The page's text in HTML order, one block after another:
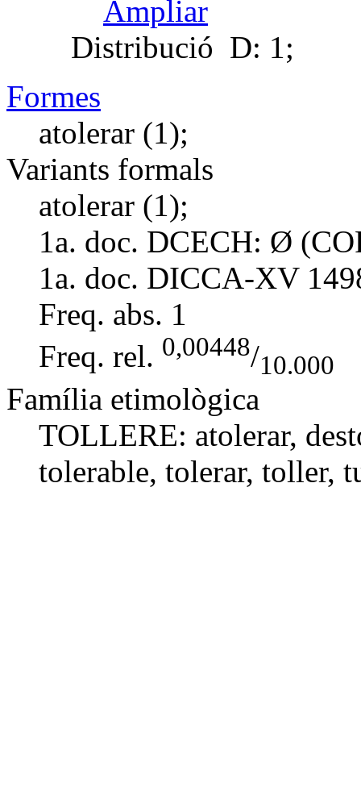
Ampliar
Distribució D: 1;
Formes
atolerar (1);
Variants formals
atolerar (1);
1a. doc. DCECH: Ø
1a. doc. DICCA-XV
Freq. abs. 1
Freq. rel. 0,00448/10.000
Família etimològica
TOLLERE: atolerar,
tolerable, tolerar, toller,